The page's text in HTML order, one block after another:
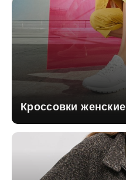
Кроссовки женские